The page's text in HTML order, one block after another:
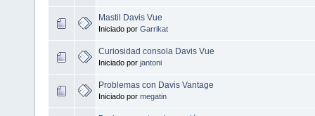
Mastil Davis Vue
Iniciado por Garrikat
Curiosidad consola Davis Vue
Iniciado por jantoni
Problemas con Davis Vantage
Iniciado por megatin